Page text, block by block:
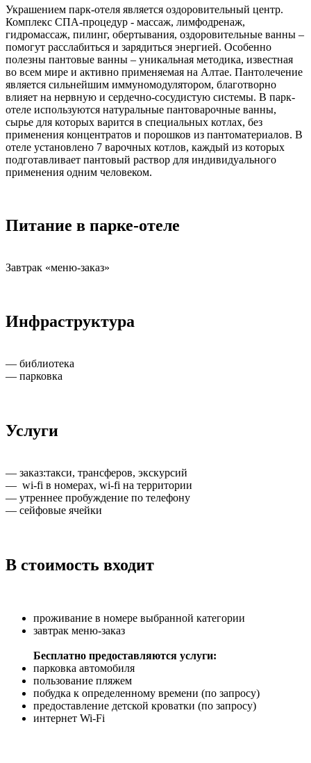
Украшением парк-отеля является оздоровительный центр.
Комплекс СПА-процедур - массаж, лимфодренаж,
гидромассаж, пилинг, обертывания, оздоровительные ванны –
помогут расслабиться и зарядиться энергией. Особенно
полезны пантовые ванны – уникальная методика, известная
во всем мире и активно применяемая на Алтае. Пантолечение
является сильнейшим иммуномодулятором, благотворно
влияет на нервную и сердечно-сосудистую системы. В парк-
отеле используются натуральные пантоварочные ванны,
сырье для которых варится в специальных котлах, без
применения концентратов и порошков из пантоматериалов. В
отеле установлено 7 варочных котлов, каждый из которых
подготавливает пантовый раствор для индивидуального
применения одним человеком.
Питание в парке-отеле
Завтрак «меню-заказ»
Инфраструктура
— библиотека
— парковка
Услуги
— заказ:такси, трансферов, экскурсий
— wi-fi в номерах, wi-fi на территории
— утреннее пробуждение по телефону
— сейфовые ячейки
В стоимость входит
проживание в номере выбранной категории
завтрак меню-заказ
Бесплатно предоставляются услуги:
парковка автомобиля
пользование пляжем
побудка к определенному времени (по запросу)
предоставление детской кроватки (по запросу)
интернет Wi-Fi